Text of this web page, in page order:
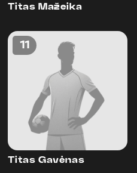
Titas Mažeika
11
Titas Gavėnas